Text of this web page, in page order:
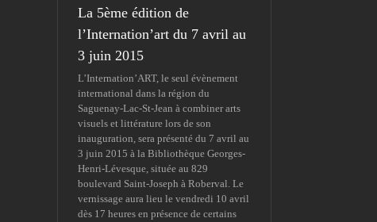
La 5ème édition de
l’Internation’art du 7 avril au
3 juin 2015
L’Internation’ART, le seul évènement
international dans la région du
Saguenay-Lac-St-Jean à combiner arts
visuels et littérature lors de son
inauguration, sera présenté du 7 avril au
3 juin 2015 à la Bibliothèque Georges-
Henri-Lévesque, située au 829
boulevard Saint-Joseph à Roberval. Le
vernissage aura lieu le vendredi 10 avril
dès 17 heures en présence de certains